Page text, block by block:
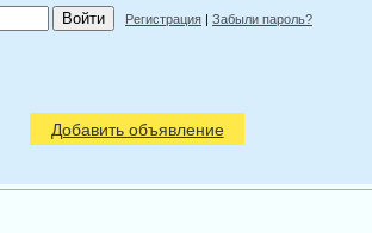
Регистрация | Забыли пароль?
Добавить объявление